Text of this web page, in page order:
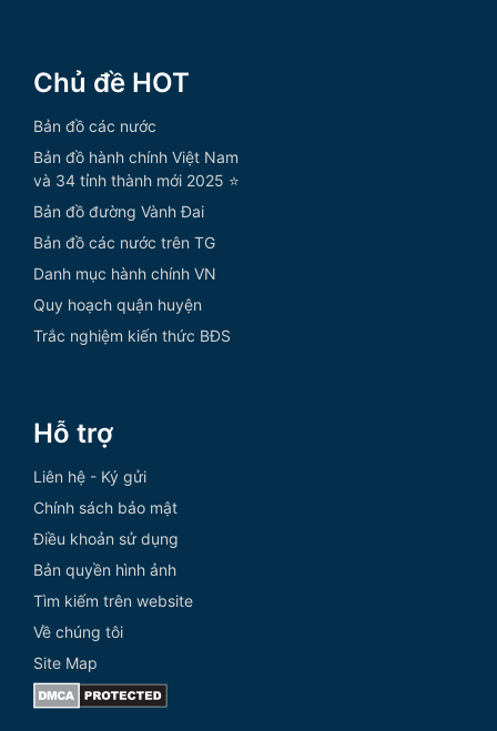
Chủ đề HOT
Bản đồ các nước
Bản đồ hành chính Việt Nam
và 34 tỉnh thành mới 2025 ⭐
Bản đồ đường Vành Đai
Bản đồ các nước trên TG
Danh mục hành chính VN
Quy hoạch quận huyện
Trắc nghiệm kiến thức BĐS
Hỗ trợ
Liên hệ - Ký gửi
Chính sách bảo mật
Điều khoản sử dụng
Bản quyền hình ảnh
Tìm kiếm trên website
Về chúng tôi
Site Map